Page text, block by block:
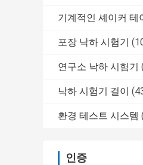
기계적인 셰이커 테
포장 낙하 시험기
연구소 낙하 시험기
낙하 시험기 걸이
환경 테스트 시스템
인증